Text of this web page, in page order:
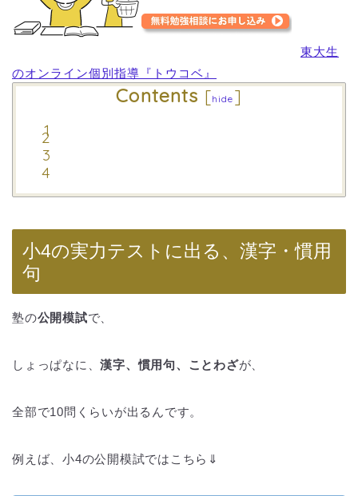
東大生
のオンライン個別指導『トウコベ』
Contents [hide ]
小4の実力テストに出る、漢字・慣用
句
塾の公開模試で、
しょっぱなに、漢字、慣用句、ことわざが、
全部で10問くらいが出るんです。
例えば、小4の公開模試ではこちら⇓